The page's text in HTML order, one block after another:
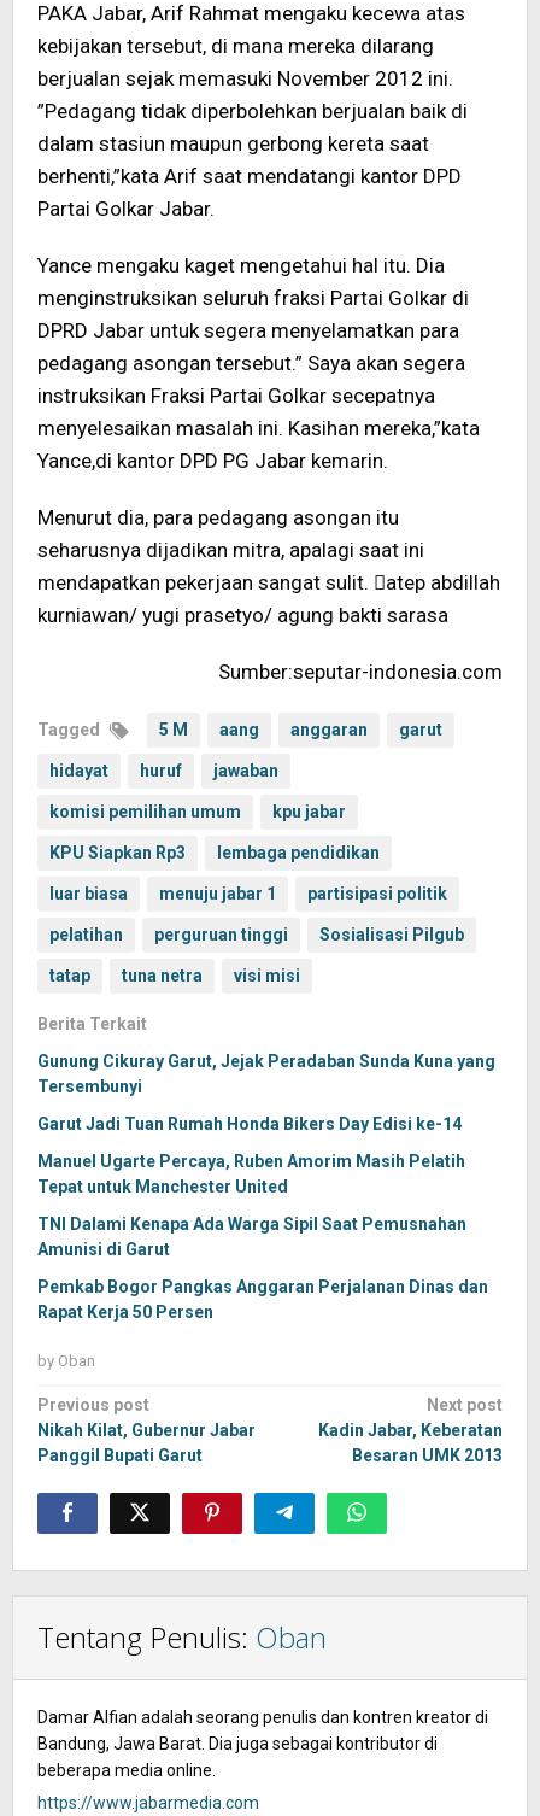
PAKA Jabar, Arif Rahmat mengaku kecewa atas
kebijakan tersebut, di mana mereka dilarang
berjualan sejak memasuki November 2012 ini.
”Pedagang tidak diperbolehkan berjualan baik di
dalam stasiun maupun gerbong kereta saat
berhenti,”kata Arif saat mendatangi kantor DPD
Partai Golkar Jabar.
Yance mengaku kaget mengetahui hal itu. Dia
menginstruksikan seluruh fraksi Partai Golkar di
DPRD Jabar untuk segera menyelamatkan para
pedagang asongan tersebut.” Saya akan segera
instruksikan Fraksi Partai Golkar secepatnya
menyelesaikan masalah ini. Kasihan mereka,”kata
Yance,di kantor DPD PG Jabar kemarin.
Menurut dia, para pedagang asongan itu
seharusnya dijadikan mitra, apalagi saat ini
mendapatkan pekerjaan sangat sulit. atep abdillah
kurniawan/ yugi prasetyo/ agung bakti sarasa
Sumber:seputar-indonesia.com
Tagged 5 M aang anggaran garut
hidayat huruf jawaban
komisi pemilihan umum kpu jabar
KPU Siapkan Rp3 lembaga pendidikan
luar biasa menuju jabar 1 partisipasi politik
pelatihan perguruan tinggi Sosialisasi Pilgub
tatap tuna netra visi misi
Berita Terkait
Gunung Cikuray Garut, Jejak Peradaban Sunda Kuna yang
Tersembunyi
Garut Jadi Tuan Rumah Honda Bikers Day Edisi ke-14
Manuel Ugarte Percaya, Ruben Amorim Masih Pelatih
Tepat untuk Manchester United
TNI Dalami Kenapa Ada Warga Sipil Saat Pemusnahan
Amunisi di Garut
Pemkab Bogor Pangkas Anggaran Perjalanan Dinas dan
Rapat Kerja 50 Persen
by Oban
Post
navigation
Previous post
Nikah Kilat, Gubernur Jabar
Panggil Bupati Garut
Next post
Kadin Jabar, Keberatan
Besaran UMK 2013
Tentang Penulis: Oban
Damar Alfian adalah seorang penulis dan kontren kreator di
Bandung, Jawa Barat. Dia juga sebagai kontributor di
beberapa media online.
https://www.jabarmedia.com